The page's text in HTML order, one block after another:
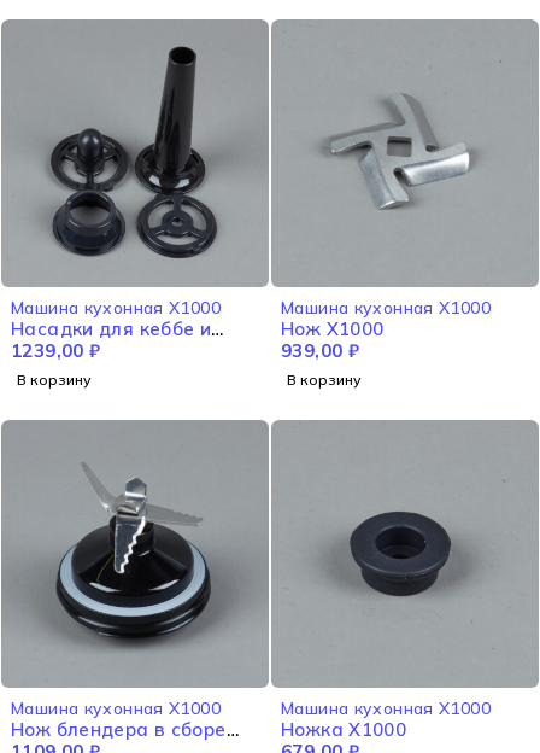
Машина кухонная X1000
Насадки для кеббе и
приготовления колбасок
X1000
1239,00 ₽
В корзину
Машина кухонная X1000
Нож X1000
939,00 ₽
В корзину
Машина кухонная X1000
Нож блендера в сборе
Машина кухонная X1000
Ножка X1000